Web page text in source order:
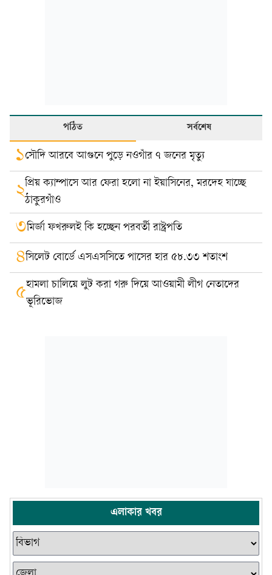
পঠিত সর্বশেষ
১সৌদি আরবে আগুনে পুড়ে নওগাঁর ৭ জনের মৃত্যু
২প্রিয় ক্যাম্পাসে আর ফেরা হলো না ইয়াসিনের, মরদেহ যাচ্ছে
ঠাকুরগাঁও
৩মির্জা ফখরুলই কি হচ্ছেন পরবর্তী রাষ্ট্রপতি
৪সিলেট বোর্ডে এসএসসিতে পাসের হার ৫৮.৩৩ শতাংশ
৫হামলা চালিয়ে লুট করা গরু দিয়ে আওয়ামী লীগ নেতাদের
ভূরিভোজ
এলাকার খবর